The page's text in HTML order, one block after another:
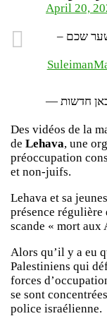
April 20,
שכם –
Des vidéos de la
de Lehava, une
préoccupation
et non-juifs.
Lehava et sa
présence régulière
scande « mort aux
Alors qu’il y a eu
Palestiniens qui
forces
se sont
police israélienne.